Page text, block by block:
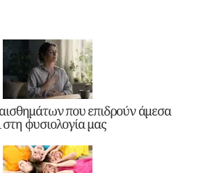
που επιδρούν άμεσα
φυσιολογία μας